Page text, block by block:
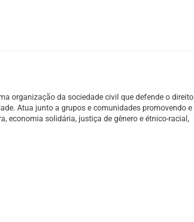
organização da sociedade civil que defende o direito
Atua junto a grupos e comunidades promovendo e
economia solidária, justiça de gênero e étnico-racial,